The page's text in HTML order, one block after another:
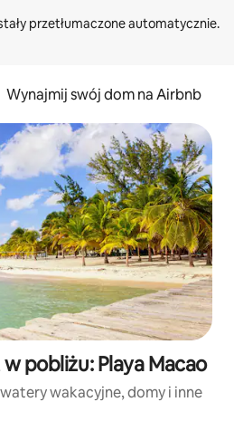
Wynajmij swój dom na Airbnb
pobliżu: Playa Macao
wakacyjne, domy i inne